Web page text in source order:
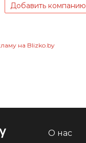
Добавить компанию
на Blizko.by
О нас